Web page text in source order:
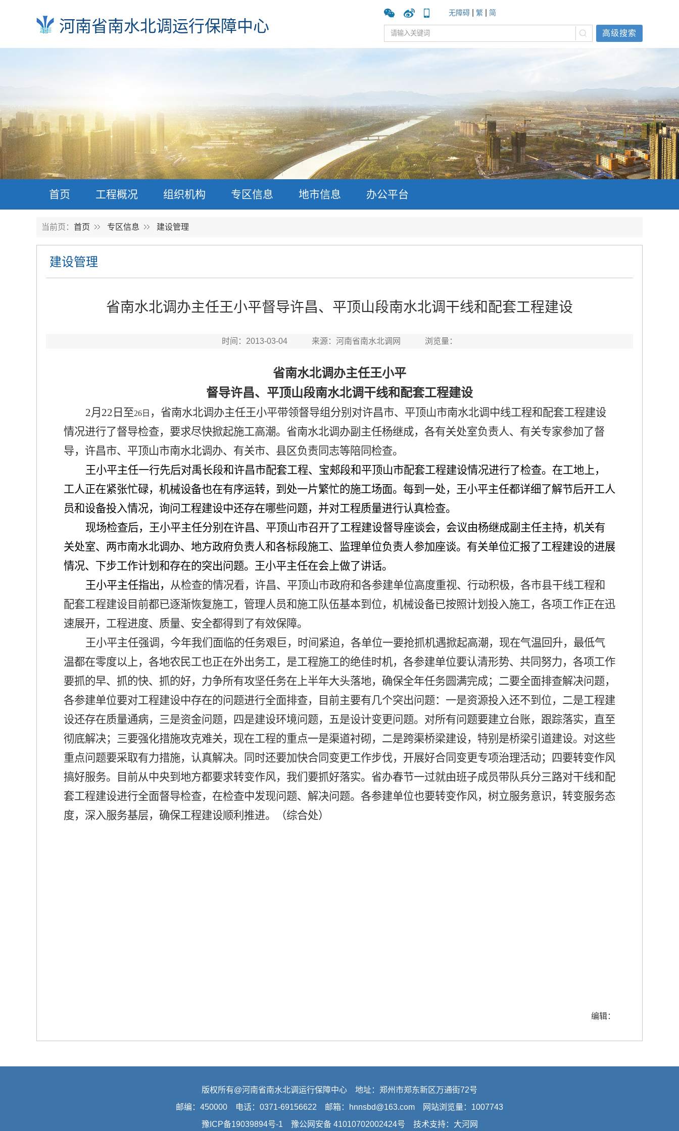
河南省南水北调运行保障中心
无障碍 繁 简
高级搜索
首页 工程概况 组织机构 专区信息 地市信息 办公平台
当前页： 首页 专区信息 建设管理
建设管理
省南水北调办主任王小平督导许昌、平顶山段南水北调干线和配套工程建设
时间：2013-03-04 来源：河南省南水北调网 浏览量：
省南水北调办主任王小平
督导许昌、平顶山段南水北调干线和配套工程建设
2月 22 日 至26日 ，省南水北调办主任王小平带领督导组分别 对许昌市、平顶山市南水北调中线工程和配套工程建设
情况进行了督导检查，要求尽快掀起施工高潮。省南水北调办副主任杨继成，各有关处室负责人、有关专家参加了督
导，许昌市、平顶山市南水北调办、有关市、县区负责同志等陪同 检查。
王小平主任一行先后对禹长段和许昌市配套工程、宝郏段和平顶山市配套工程建设情况进行了检查。在工地上，
工人正在紧张忙碌，机械设备也在有序运转，到处一片繁忙的施工场面。每到一处，王小平主任都详细了解节后开工人
员和设备投入情况，询问工程建设中还存在哪些问题，并对工程质量进行认真检查。
现场检查后，王小平主任分别在许昌、平顶山市召开了工程建设督导座谈会，会议由杨继成副主任主持，机关有
关处室、两市南水北调办、地方政府负责人和各标段施工、监理单位负责人参加座谈。有关单位汇报了工程建设的进展
情况、下步工作计划和存在的突出问题。王小平主任在会上做了讲话。
王小平主任指出， 从检查的情况看，许昌、平顶山市政府和各参建单位高度重视、行动积极，各市县干线工程和
配套工程建设目前都已逐渐恢复施工，管理人员和施工队伍基本到位，机械设备已按照计划投入施工，各项工作正在迅
速展开，工程进度、质量、安全都得到了有效保障。
王小平主任强调，今年我们面临的任务艰巨，时间紧迫，各单位一要抢抓机遇掀起高潮，现在气温回升，最低气
温都在零度以上，各地农民工也正在外出务工，是工程施工的绝佳时机，各参建单位要认清形势、共同努力，各项工作
要抓的早、抓的快、抓的好，力争所有攻坚任务在上半年大头落地，确保全年任务圆满完成；二要全面排查解决问题，
各参建单位要对工程建设中存在的问题进行全面排查，目前主要有几个突出问题：一是资源投入还不到位，二是工程建
设还存在质量通病，三是资金问题，四是建设环境问题，五是设计变更问题。对所有问题要建立台账，跟踪落实，直至
彻底解决；三要强化措施攻克难关，现在工程的重点一是渠道衬砌，二是跨渠桥梁建设，特别是桥梁引道建设。对这些
重点问题要采取有力措施，认真解决。同时还要加快合同变更工作步伐，开展好合同变更专项治理活动；四要转变作风
搞好服务。目前从中央到地方都要求转变作风，我们要抓好落实。省办春节一过就由班子成员带队兵分三路对干线和配
套工程建设进行全面督导检查，在检查中发现问题、解决问题。各参建单位也要转变作风，树立服务意识，转变服务态
度，深入服务基层，确保工程建设顺利推进。（综合处）
编辑：
版权所有@河南省南水北调运行保障中心 地址：郑州市郑东新区万通街72号
邮编：450000 电话：0371-69156622 邮箱：hnnsbd@163.com 网站浏览量： 1007743
豫ICP备19039894号-1 豫公网安备 41010702002424号 技术支持： 大河网